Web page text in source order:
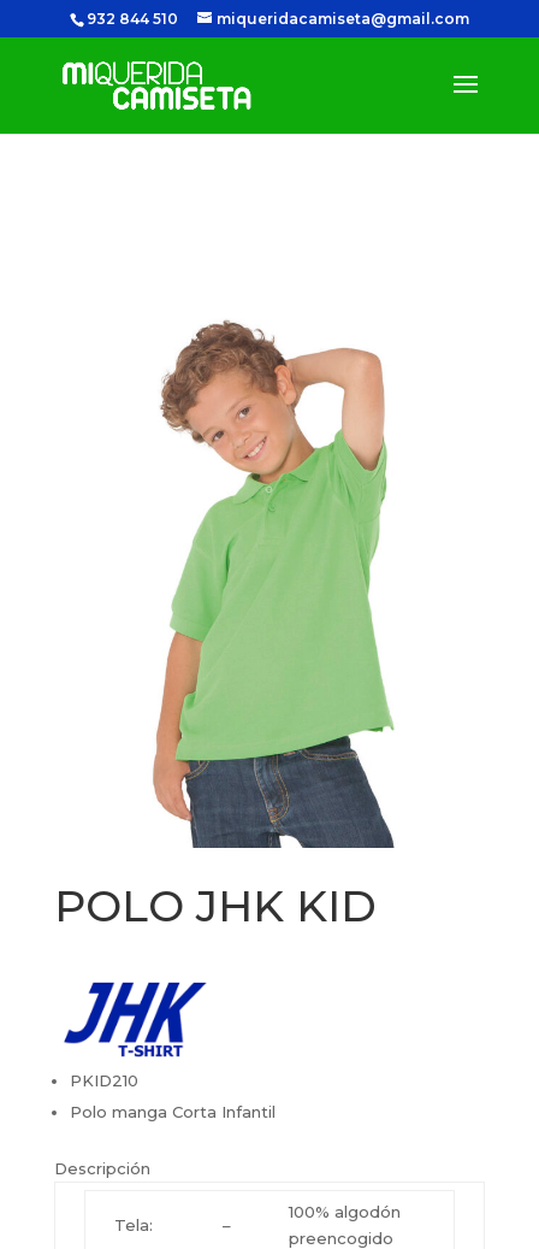
932 844 510 miqueridacamiseta@gmail.com
POLO JHK KID
PKID210
Polo manga Corta Infantil
Descripción
Tela: –
100% algodón
preencogido